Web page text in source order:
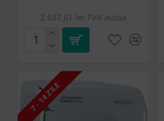
2.607,01 lei TVA inclus
7 - 14 ZILE